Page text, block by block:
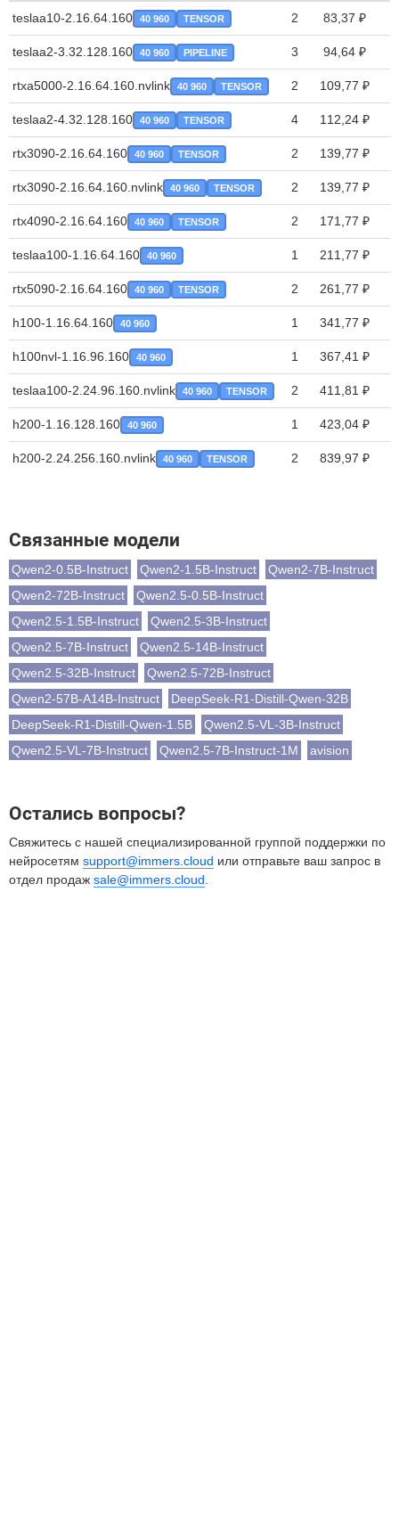
teslaa10-2.16.64.160 40 960 TENSOR 2 83,37 ₽
teslaa2-3.32.128.160 40 960 PIPELINE 3 94,64 ₽
rtxa5000-2.16.64.160.nvlink 40 960 TENSOR 2 109,77 ₽
teslaa2-4.32.128.160 40 960 TENSOR 4 112,24 ₽
rtx3090-2.16.64.160 40 960 TENSOR 2 139,77 ₽
rtx3090-2.16.64.160.nvlink 40 960 TENSOR 2 139,77 ₽
rtx4090-2.16.64.160 40 960 TENSOR 2 171,77 ₽
teslaa100-1.16.64.160 40 960 1 211,77 ₽
rtx5090-2.16.64.160 40 960 TENSOR 2 261,77 ₽
h100-1.16.64.160 40 960 1 341,77 ₽
h100nvl-1.16.96.160 40 960 1 367,41 ₽
teslaa100-2.24.96.160.nvlink 40 960 TENSOR 2 411,81 ₽
h200-1.16.128.160 40 960 1 423,04 ₽
h200-2.24.256.160.nvlink 40 960 TENSOR 2 839,97 ₽
Связанные модели
Qwen2-0.5B-Instruct Qwen2-1.5B-Instruct
Qwen2-7B-Instruct
Qwen2-72B-Instruct
Qwen2.5-0.5B-Instruct
Qwen2.5-1.5B-Instruct
Qwen2.5-3B-Instruct
Qwen2.5-7B-Instruct
Qwen2.5-14B-Instruct
Qwen2.5-32B-Instruct
Qwen2.5-72B-Instruct
Qwen2-57B-A14B-Instruct
DeepSeek-R1-Distill-Qwen-32B
DeepSeek-R1-Distill-Qwen-1.5B
Qwen2.5-VL-3B-Instruct
Qwen2.5-VL-7B-Instruct
Qwen2.5-7B-Instruct-1M avision
Остались вопросы?
Свяжитесь с нашей специализированной группой поддержки по
нейросетям support@immers.cloud или отправьте ваш запрос в
отдел продаж sale@immers.cloud